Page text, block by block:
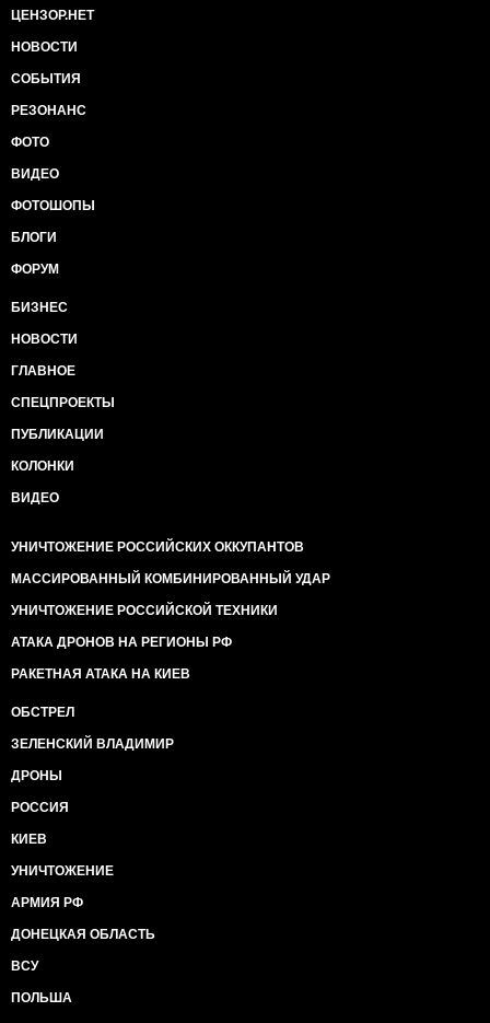
ЦЕНЗОР.НЕТ
НОВОСТИ
СОБЫТИЯ
РЕЗОНАНС
ФОТО
ВИДЕО
ФОТОШОПЫ
БЛОГИ
ФОРУМ
БИЗНЕС
НОВОСТИ
ГЛАВНОЕ
СПЕЦПРОЕКТЫ
ПУБЛИКАЦИИ
КОЛОНКИ
ВИДЕО
УНИЧТОЖЕНИЕ РОССИЙСКИХ ОККУПАНТОВ
МАССИРОВАННЫЙ КОМБИНИРОВАННЫЙ УДАР
УНИЧТОЖЕНИЕ РОССИЙСКОЙ ТЕХНИКИ
АТАКА ДРОНОВ НА РЕГИОНЫ РФ
РАКЕТНАЯ АТАКА НА КИЕВ
ОБСТРЕЛ
ЗЕЛЕНСКИЙ ВЛАДИМИР
ДРОНЫ
РОССИЯ
КИЕВ
УНИЧТОЖЕНИЕ
АРМИЯ РФ
ДОНЕЦКАЯ ОБЛАСТЬ
ВСУ
ПОЛЬША